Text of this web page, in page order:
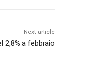
Next article
2,8% a febbraio